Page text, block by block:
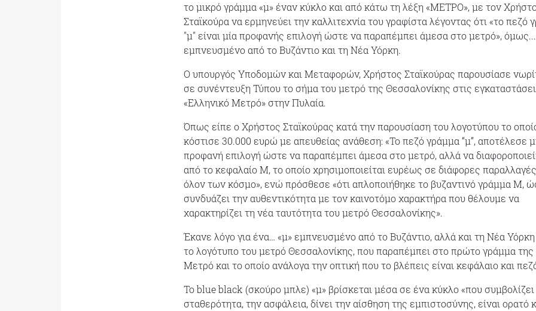
το μικρό γράμμα «μ» έναν κύκλο και από κάτω τη λέξη «ΜΕΤΡΟ», με τον
Σταϊκούρα να ερμηνεύει την καλλιτεχνία του γραφίστα λέγοντας ότι «το πεζό
"μ" είναι μία προφανής επιλογή ώστε να παραπέμπει άμεσα στο μετρό», όμως...
εμπνευσμένο από το Βυζάντιο και τη Νέα Υόρκη.
Ο υπουργός Υποδομών και Μεταφορών, Χρήστος Σταϊκούρας παρουσίασε
σε συνέντευξη Τύπου το σήμα του μετρό της Θεσσαλονίκης στις
«Ελληνικό Μετρό» στην Πυλαία.
Όπως είπε ο Χρήστος Σταϊκούρας κατά την παρουσίαση του λογοτύπου το
κόστισε 30.000 ευρώ με απευθείας ανάθεση: «Το πεζό γράμμα “μ”, αποτέλεσε
προφανή επιλογή ώστε να παραπέμπει άμεσα στο μετρό, αλλά να
από το κεφαλαίο Μ, το οποίο χρησιμοποιείται ευρέως σε διάφορες
όλον των κόσμο», ενώ πρόσθεσε «ότι απλοποιήθηκε το βυζαντινό γράμμα Μ,
συνδυάζει την αυθεντικότητα με τον καινοτόμο χαρακτήρα που θέλουμε να
χαρακτηρίζει τη νέα ταυτότητα του μετρό Θεσσαλονίκης».
Έκανε λόγο για ένα… «μ» εμπνευσμένο από το Βυζάντιο, αλλά και τη Νέα Υόρκη
το λογότυπο του μετρό Θεσσαλονίκης, που παραπέμπει στο πρώτο γράμμα της
Μετρό και το οποίο ανάλογα την οπτική που το βλέπεις είναι κεφάλαιο και
Το blue black (σκούρο μπλε) «μ» βρίσκεται μέσα σε ένα κύκλο «που
σταθερότητα, την ασφάλεια, δίνει την αίσθηση της εμπιστoσύνης, είναι ορατό